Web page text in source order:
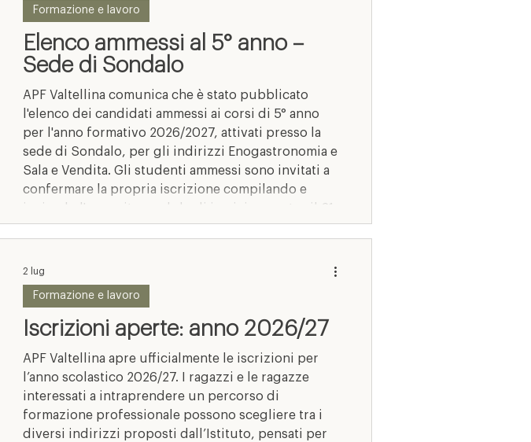
Elenco ammessi al 5° anno –
Sede di Sondalo
APF Valtellina comunica che è stato pubblicato
l'elenco dei candidati ammessi ai corsi di 5° anno
per l'anno formativo 2026/2027, attivati presso la
sede di Sondalo, per gli indirizzi Enogastronomia e
Sala e Vendita. Gli studenti ammessi sono invitati a
confermare la propria iscrizione compilando e
inviando l'apposito modulo di iscrizione entro il 31
luglio 2026, secondo le modalità indicate nella
lezioni sarà successivamente co
Formazione e lavoro
Iscrizioni aperte: anno 2026/27
APF Valtellina apre ufficialmente le iscrizioni per
l’anno scolastico 2026/27. I ragazzi e le ragazze
interessati a intraprendere un percorso di
formazione professionale possono scegliere tra i
diversi indirizzi proposti dall’Istituto, pensati per
Formazione e lavoro
2 lug